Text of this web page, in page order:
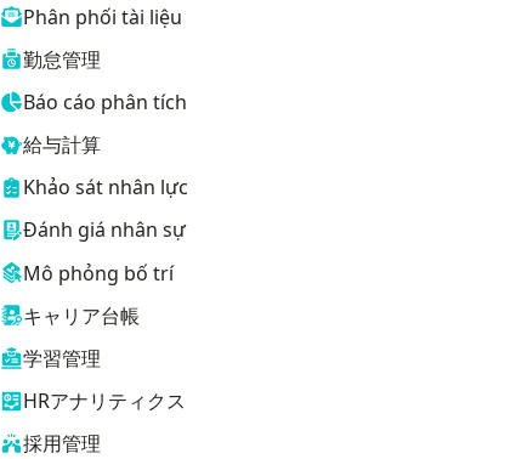
Phân phối tài liệu
勤怠管理
Báo cáo phân tích
給与計算
Khảo sát nhân lực
Đánh giá nhân sự
Mô phỏng bố trí
キャリア台帳
学習管理
HRアナリティクス
採用管理